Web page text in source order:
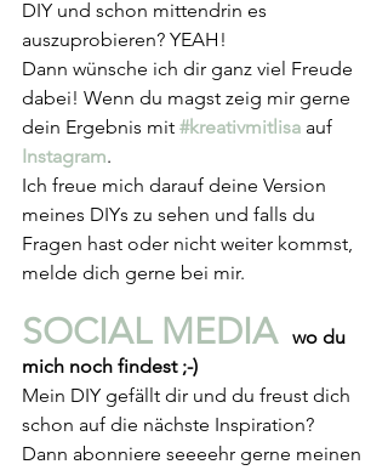
DIY und schon mittendrin es
auszuprobieren? YEAH!
Dann wünsche ich dir ganz viel Freude
dabei! Wenn du magst zeig mir gerne
dein Ergebnis mit #kreativmitlisa auf
Instagram.
Ich freue mich darauf deine Version
meines DIYs zu sehen und falls du
Fragen hast oder nicht weiter kommst,
melde dich gerne bei mir.
SOCIAL MEDIA wo du
mich noch findest ;-)
Mein DIY gefällt dir und du freust dich
schon auf die nächste Inspiration?
Dann abonniere seeeehr gerne meinen